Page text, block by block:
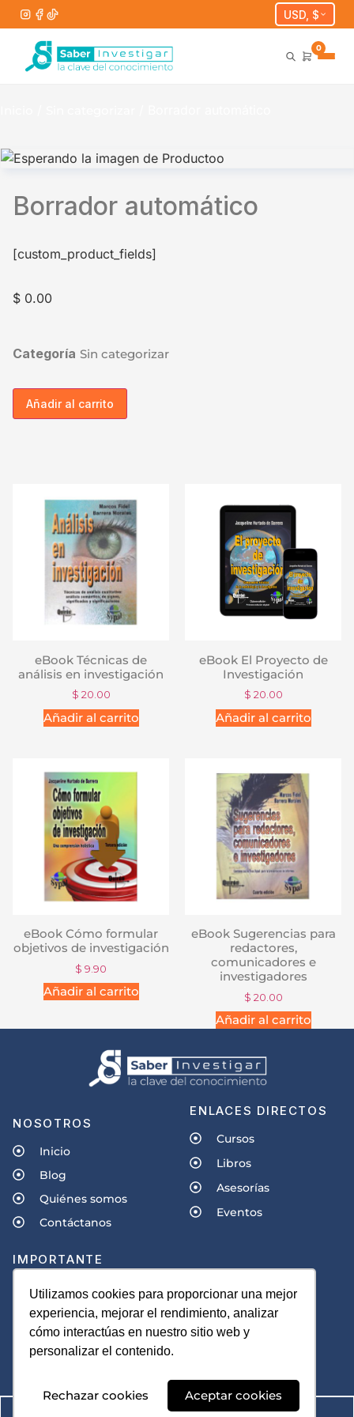
Utilizamos cookies para proporcionar una mejor
experiencia, mejorar el rendimiento, analizar
cómo interactúas en nuestro sitio web y
personalizar el contenido.
Rechazar cookies Aceptar cookies
USD, $
0
Borrador automático
[custom_product_fields]
$ 0.00
Categoría Sin categorizar
Añadir al carrito
eBook Técnicas de
análisis en investigación
$ 20.00
Añadir al carrito
eBook El Proyecto de
Investigación
$ 20.00
Añadir al carrito
eBook Cómo formular
objetivos de investigación
$ 9.90
Añadir al carrito
eBook Sugerencias para
redactores,
comunicadores e
investigadores
$ 20.00
Añadir al carrito
NOSOTROS
Inicio
Blog
Quiénes somos
Contáctanos
ENLACES DIRECTOS
Cursos
Libros
Asesorías
Eventos
IMPORTANTE
Políticas de privacidad
Términos y condiciones
© Derechos reservados 2023 - 2024